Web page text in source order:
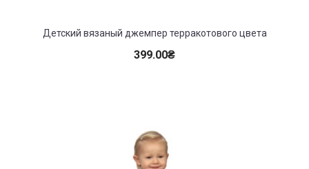
Детский вязаный джемпер терракотового цвета
399.00₴